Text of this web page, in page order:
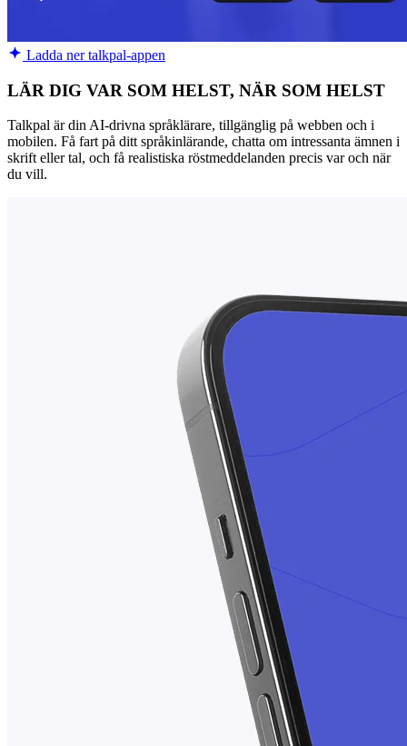
Ladda ner talkpal-appen
LÄR DIG VAR SOM HELST, NÄR SOM HELST
Talkpal är din AI-drivna språklärare, tillgänglig på webben och i
mobilen. Få fart på ditt språkinlärande, chatta om intressanta ämnen i
skrift eller tal, och få realistiska röstmeddelanden precis var och när
du vill.